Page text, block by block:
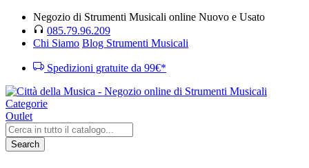
Negozio di Strumenti Musicali online Nuovo e Usato
085.79.96.209
Chi Siamo Blog Strumenti Musicali
Spedizioni gratuite da 99€*
Categorie
Outlet
Search